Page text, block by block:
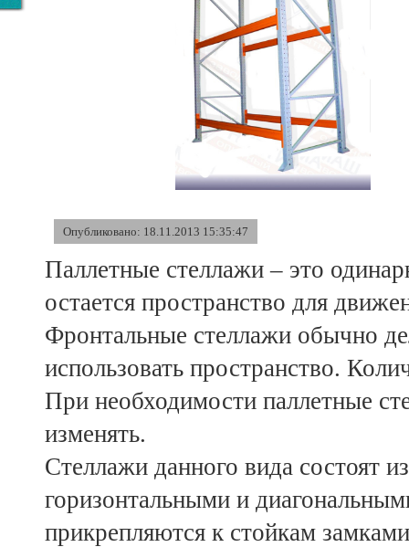
Опубликовано: 18.11.2013 15:35:47
Паллетные стеллажи – это
остается пространство для
Фронтальные стеллажи обычно
использовать пространство.
При необходимости паллетные
изменять.
Стеллажи данного вида состоят
горизонтальными и
прикрепляются к стойкам